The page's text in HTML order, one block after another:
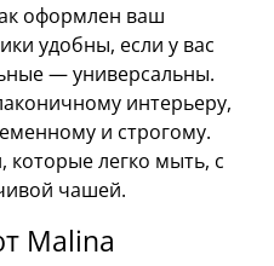
оформлен ваш
удобны, если у вас
— универсальны.
интерьеру,
и строгому.
легко мыть, с
чашей.
Malina